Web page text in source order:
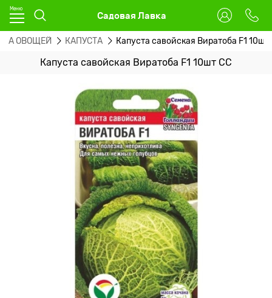
Садовая Лавка
ОВОЩЕЙ КАПУСТА Капуста савойская Виратоба F1 10шт
Капуста савойская Виратоба F1 10шт СС